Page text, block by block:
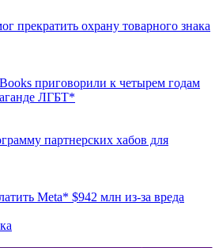
прекратить охрану товарного знака
приговорили к четырем годам
ЛГБТ*
партнерских хабов для
Meta* $942 млн из-за вреда